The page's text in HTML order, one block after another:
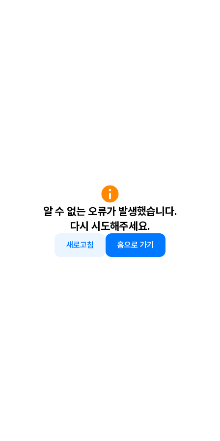
알 수 없는 오류가 발생했습니다.
다시 시도해주세요.
새로고침 홈으로 가기